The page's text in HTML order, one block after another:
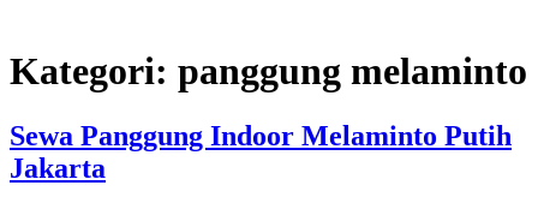
Kategori: panggung melaminto
Sewa Panggung Indoor Melaminto Putih
Jakarta